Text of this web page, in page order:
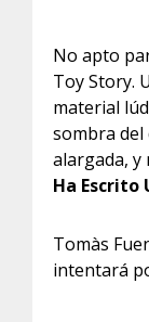
No apto
Toy Story.
material
sombra del
alargada,
Ha Escrito
Tomàs
intentará